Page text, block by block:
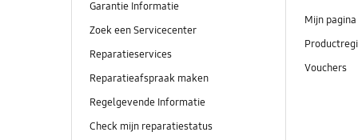
Garantie Informatie
Zoek een Servicecenter
Reparatieservices
Reparatieafspraak maken
Regelgevende Informatie
Check mijn reparatiestatus
Mijn pagina
Vouchers